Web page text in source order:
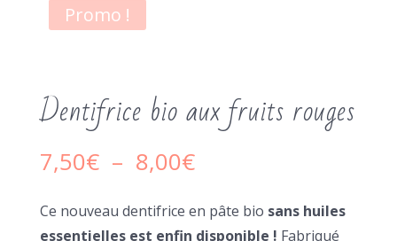
Promo !
Dentifrice bio aux fruits rouges
7,50€ – 8,00€Plage
de
prix :
7,50€
Ce nouveau dentifrice en pâte bio sans huiles
essentielles est enfin disponible ! Fabriqué